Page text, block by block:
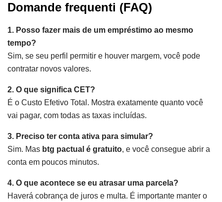
Domande frequenti (FAQ)
1. Posso fazer mais de um empréstimo ao mesmo
tempo?
Sim, se seu perfil permitir e houver margem, você pode
contratar novos valores.
2. O que significa CET?
É o Custo Efetivo Total. Mostra exatamente quanto você
vai pagar, com todas as taxas incluídas.
3. Preciso ter conta ativa para simular?
Sim. Mas btg pactual é gratuito, e você consegue abrir a
conta em poucos minutos.
4. O que acontece se eu atrasar uma parcela?
Haverá cobrança de juros e multa. É importante manter o